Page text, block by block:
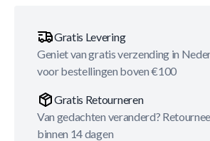
Gratis Levering
Geniet van gratis verzending in
voor bestellingen boven €100
Gratis Retourneren
Van gedachten veranderd?
binnen 14 dagen